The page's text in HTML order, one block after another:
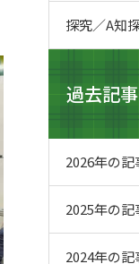
探究／A知
過去記
2026年の記
2025年の記
2024年の記